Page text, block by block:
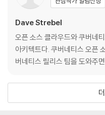
_4.1 컨피그맵과 시크릿을 통한
__4.1.1 컨피그맵
__4.1.2 시크릿
_4.4 RBAC
Dave Strebel
오픈 소스 클라우드와 쿠버네
아키텍트다. 쿠버네티스 오픈
버네티스 릴리스 팀을 도와주